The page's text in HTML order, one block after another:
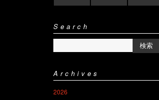
Search
Archives
2026